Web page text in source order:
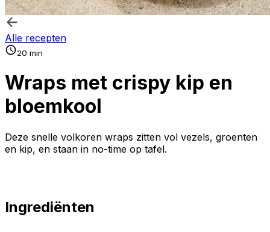
Alle recepten
20 min
Wraps met crispy kip en
bloemkool
Deze snelle volkoren wraps zitten vol vezels, groenten
en kip, en staan in no-time op tafel.
Ingrediënten